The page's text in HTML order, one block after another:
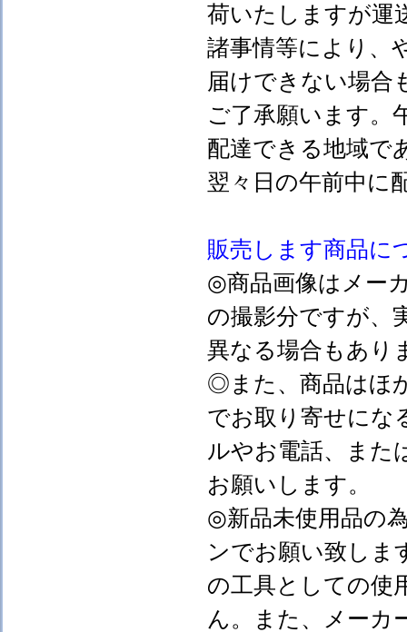
荷いたしますが運
諸事情等により、
届けできない場合
ご了承願います。
配達できる地域で
翌々日の午前中に
販売します商品に
◎商品画像はメー
の撮影分ですが、
異なる場合もあり
◎また、商品はほ
でお取り寄せにな
ルやお電話、また
お願いします。
◎新品未使用品の
ンでお願い致しま
の工具としての使
ん。また、メーカ